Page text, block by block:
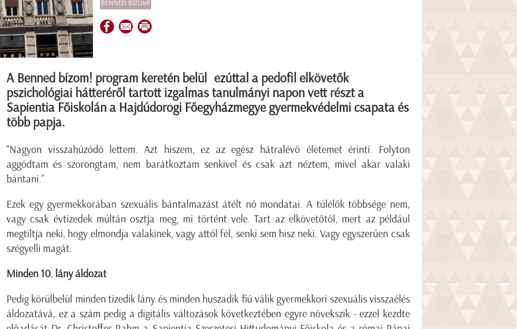
BENNED BÍZOM!
A Benned bízom! program keretén belül ezúttal a pedofil elkövetők
pszichológiai hátteréről tartott izgalmas tanulmányi napon vett részt a
Sapientia Főiskolán a Hajdúdorogi Főegyházmegye gyermekvédelmi csapata és
több papja.
"Nagyon visszahúzódó lettem. Azt hiszem, ez az egész hátralévő életemet érinti. Folyton
aggódtam és szorongtam, nem barátkoztam senkivel és csak azt néztem, mivel akar valaki
bántani.”
Ezek egy gyermekkorában szexuális bántalmazást átélt nő mondatai. A túlélők többsége nem,
vagy csak évtizedek múltán osztja meg, mi történt vele. Tart az elkövetőtől, mert az például
megtiltja neki, hogy elmondja valakinek, vagy attól fél, senki sem hisz neki. Vagy egyszerűen csak
szégyelli magát.
Minden 10. lány áldozat
Pedig körülbelül minden tizedik lány és minden huszadik fiú válik gyermekkori szexuális visszaélés
áldozatává, ez a szám pedig a digitális változások következtében egyre növekszik - ezzel kezdte